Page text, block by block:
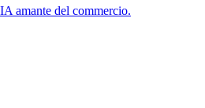
amante del commercio.